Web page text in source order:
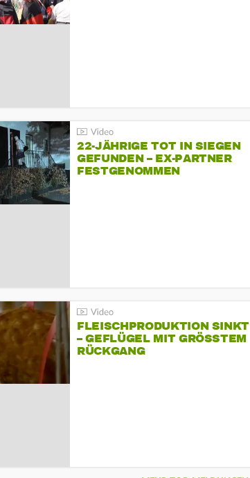
22-JÄHRIGE TOT IN SIEGEN
GEFUNDEN – EX-PARTNER
FESTGENOMMEN
FLEISCHPRODUKTION SINKT
– GEFLÜGEL MIT GRÖSSTEM R
ÜCKGANG